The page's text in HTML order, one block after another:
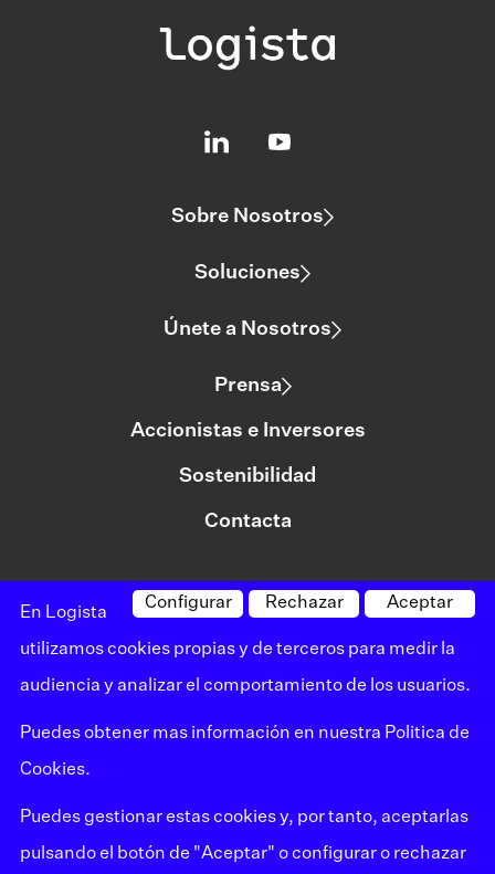
Sobre Nosotros
Soluciones
Únete a Nosotros
Prensa
Accionistas e Inversores
Sostenibilidad
Contacta
©logista Todos los derechos reservados
Aviso legal
Política de privacidad
Política de cookies
Aceptar
Rechazar
Configurar
En Logista
utilizamos cookies propias y de terceros para medir la
audiencia y analizar el comportamiento de los usuarios.
Puedes obtener mas información en nuestra Politica de
Cookies.
Puedes gestionar estas cookies y, por tanto, aceptarlas
pulsando el botón de "Aceptar" o configurar o rechazar